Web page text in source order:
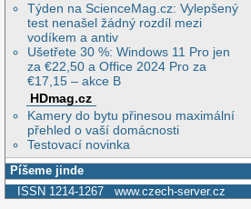
Týden na ScienceMag.cz: Vylepšený
test nenašel žádný rozdíl mezi
vodíkem a antiv
Ušetřete 30 %: Windows 11 Pro jen
za €22,50 a Office 2024 Pro za
€17,15 – akce B
HDmag.cz
Kamery do bytu přinesou maximální
přehled o vaší domácnosti
Testovací novinka
Píšeme jinde
ISSN 1214-1267 www.czech-server.cz